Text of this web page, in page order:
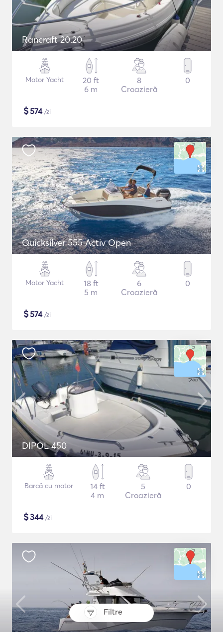
Filtre
Rancraft 20.20
Motor Yacht
20 ft
6 m
8
Croazieră
0
$574/zi
Quicksilver 555 Activ Open
Motor Yacht
18 ft
5 m
6
Croazieră
0
$574/zi
DIPOL 450
Barcă cu motor
14 ft
4 m
5
Croazieră
0
$344/zi